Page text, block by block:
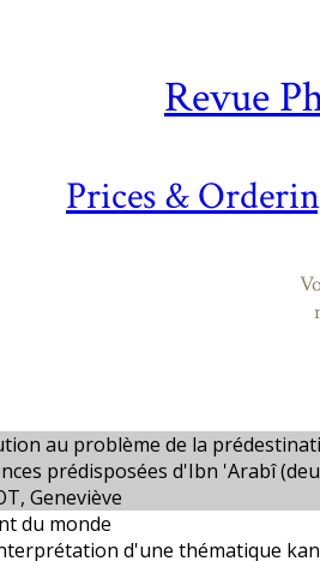
Prices &
Revue
au problème de la
prédisposées d'Ibn 'Arabî
Geneviève
du monde
d'une thématique